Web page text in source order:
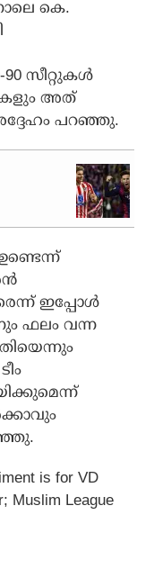
കെ.
90 സീറ്റുകള്‍
അത്
പറഞ്ഞു.
ഇപ്പോള്‍
ഫലം വന്ന
is for VD
Muslim League